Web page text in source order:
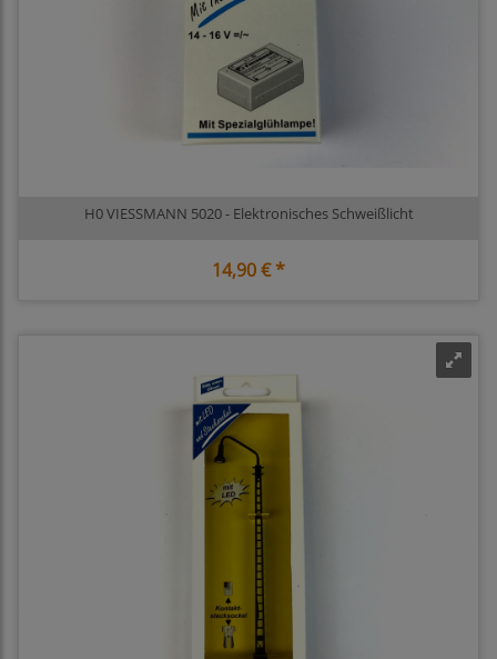
H0 VIESSMANN 5020 - Elektronisches Schweißlicht
14,90 € *